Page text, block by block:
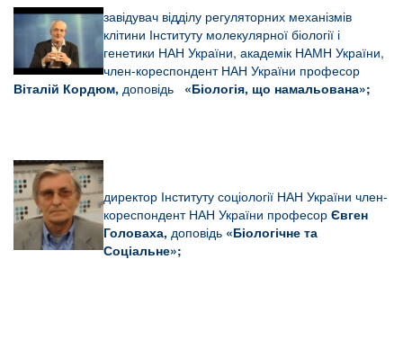
завідувач відділу регуляторних механізмів
клітини Інституту молекулярної біології і
генетики НАН України, академік НАМН України,
член-кореспондент НАН України професор
Віталій Кордюм, доповідь «Біологія, що намальована»;
директор Інституту соціології НАН України член-
кореспондент НАН України професор Євген
Головаха, доповідь «Біологічне та
Соціальне»;